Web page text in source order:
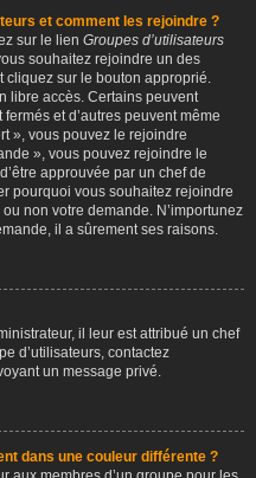
et comment les rejoindre ?
sur le lien Groupes d’utilisateurs
souhaitez rejoindre un des
cliquez sur le bouton approprié.
libre accès. Certains peuvent
et d’autres peuvent même
», vous pouvez le rejoindre
», vous pouvez rejoindre le
approuvée par un chef de
pourquoi vous souhaitez rejoindre
non votre demande. N’importunez
il a sûrement ses raisons.
il leur est attribué un chef
d’utilisateurs, contactez
un message privé.
dans une couleur différente ?